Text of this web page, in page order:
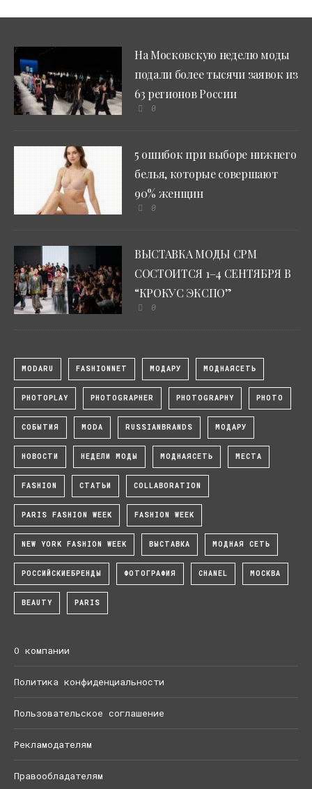
На Московскую неделю моды
подали более тысячи заявок из
63 регионов России
0
5 ошибок при выборе нижнего
белья, которые совершают
90% женщин
0
ВЫСТАВКА МОДЫ CPM
СОСТОИТСЯ 1–4 СЕНТЯБРЯ В
“КРОКУС ЭКСПО”
0
MODARU FASHIONNET МОДАРУ МОДНАЯСЕТЬ
PHOTOPLAY PHOTOGRAPHER PHOTOGRAPHY PHOTO
СОБЫТИЯ MODA RUSSIANBRANDS МОДАРУ
НОВОСТИ НЕДЕЛИ МОДЫ МОДНАЯСЕТЬ МЕСТА
FASHION СТАТЬИ COLLABORATION
PARIS FASHION WEEK FASHION WEEK
NEW YORK FASHION WEEK ВЫСТАВКА МОДНАЯ СЕТЬ
РОССИЙСКИЕБРЕНДЫ ФОТОГРАФИЯ CHANEL МОСКВА
BEAUTY PARIS
О компании
Политика конфиденциальности
Пользовательское соглашение
Рекламодателям
Правообладателям